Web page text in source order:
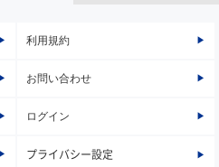
利用規約
お問い合わせ
ログイン
プライバシー設定